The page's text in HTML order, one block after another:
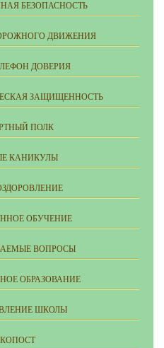
БЕЗОПАСНОСТЬ
ДВИЖЕНИЯ
ДОВЕРИЯ
ЗАЩИЩЕННОСТЬ
ПОЛК
КАНИКУЛЫ
ОБУЧЕНИЕ
ВОПРОСЫ
ОБРАЗОВАНИЕ
ШКОЛЫ